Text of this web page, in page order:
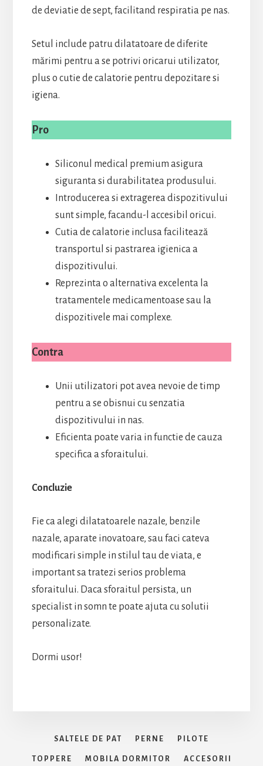
de deviatie de sept, facilitand respiratia pe nas.
Setul include patru dilatatoare de diferite
mărimi pentru a se potrivi oricarui utilizator,
plus o cutie de calatorie pentru depozitare si
igiena.
Pro
Siliconul medical premium asigura
siguranta si durabilitatea produsului.
Introducerea si extragerea dispozitivului
sunt simple, facandu-l accesibil oricui.
Cutia de calatorie inclusa facilitează
transportul si pastrarea igienica a
dispozitivului.
Reprezinta o alternativa excelenta la
tratamentele medicamentoase sau la
dispozitivele mai complexe.
Contra
Unii utilizatori pot avea nevoie de timp
pentru a se obisnui cu senzatia
dispozitivului in nas.
Eficienta poate varia in functie de cauza
specifica a sforaitului.
Concluzie
Fie ca alegi dilatatoarele nazale, benzile
nazale, aparate inovatoare, sau faci cateva
modificari simple in stilul tau de viata, e
important sa tratezi serios problema
sforaitului. Daca sforaitul persista, un
specialist in somn te poate ajuta cu solutii
personalizate.
Dormi usor!
SALTELE DE PAT PERNE PILOTE
TOPPERE MOBILA DORMITOR ACCESORII